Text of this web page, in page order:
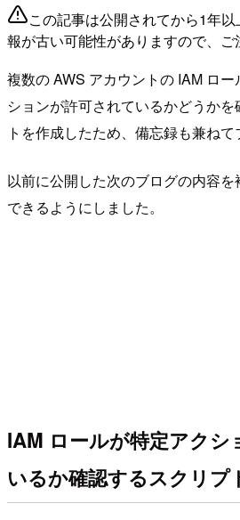
この記事は公開されてから1年
報が古い可能性がありますので、ご
複数の AWS アカウントの IAM ロ
ションが許可されているかどうか
トを作成したため、備忘録も兼ねて
以前に公開した次のブログの内容
できるようにしました。
IAM ロールが特定アクシ
いるか確認するスクリプ